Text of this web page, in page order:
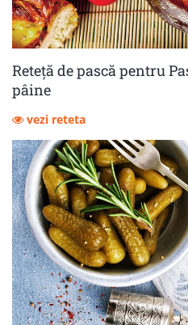
Reteță de pască pentru
pâine
vezi reteta